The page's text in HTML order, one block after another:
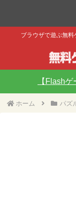
ブラウザで遊ぶ無
【Flash
ホーム パズ